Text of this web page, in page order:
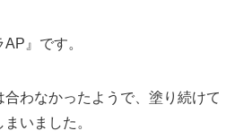
』です。
わなかったようで、塗り続けて
いました。